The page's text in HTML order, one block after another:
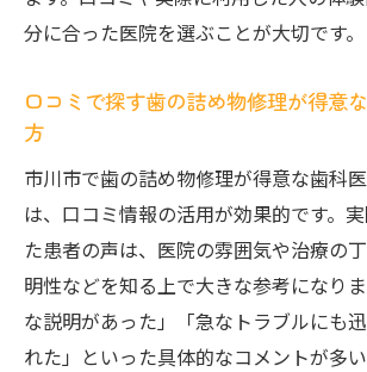
分に合った医院を選ぶことが大切です。
口コミで探す歯の詰め物修理が得意
方
市川市で歯の詰め物修理が得意な歯科
は、口コミ情報の活用が効果的です。
た患者の声は、医院の雰囲気や治療の
明性などを知る上で大きな参考になり
な説明があった」「急なトラブルにも
れた」といった具体的なコメントが多